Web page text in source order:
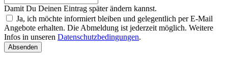
Damit Du Deinen Eintrag später ändern kannst.
Ja, ich möchte informiert bleiben und gelegentlich per E-Mail
Angebote erhalten. Die Abmeldung ist jederzeit möglich. Weitere
Infos in unseren Datenschutzbedingungen.
Absenden